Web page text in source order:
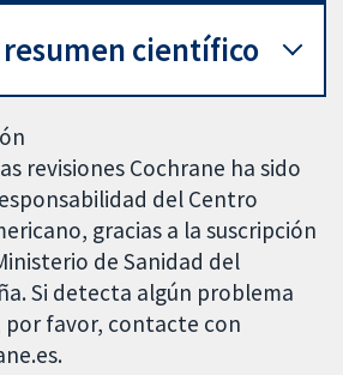
resumen científico
revisiones Cochrane ha sido
del Centro
gracias a la suscripción
de Sanidad del
Si detecta algún problema
favor, contacte con